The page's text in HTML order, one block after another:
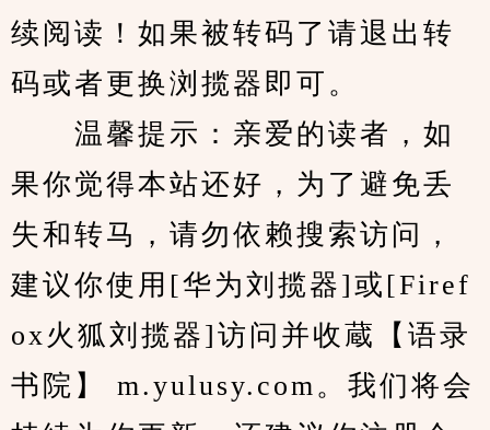
续阅读！如果被转码了请退出转
码或者更换浏揽器即可。
温馨提示：亲爱的读者，如
果你觉得本站还好，为了避免丢
失和转马，请勿依赖搜索访问，
建议你使用[华为刘揽器]或[Firef
ox火狐刘揽器]访问并收蔵【语录
书院】 m.yulusy.com。我们将会